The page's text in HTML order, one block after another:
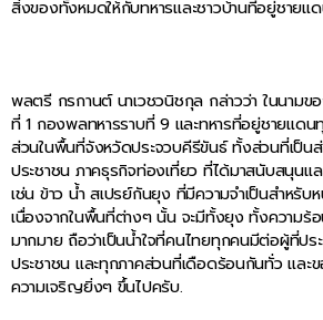
สิ่งของทั้งหมดให้กับทหารและชาวบ้านที่อยู่ชายแ
พลตรี กรกานต์ นาเวชวนิชกุล กล่าวว่า ในนาม
ที่ 1 กองพลทหารราบที่ 9 และทหารที่อยู่ชายแด
ส่วนในพื้นที่จังหวัดประจวบคีรีขันธ์ ทั้งส่วนที่เป็นส่
ประชาชน ภาคธุรกิจท่องเที่ยว ที่ได้มาสนับสนุนแ
เช่น ข้าว น้ำ สเปรย์กันยุง ที่มีความจำเป็นสำหรับ
เนื่องจากในพื้นที่ต่างๆ นั้น จะมีทั้งยุง ทั้งความร้
มากมาย ถือว่าเป็นน้ำใจที่คนไทยทุกคนมีต่อผู้ที่ป
ประชาชน และทุกภาคส่วนที่เดือดร้อนกันทั่ว และ
ความเจริญยิ่งๆ ขึ้นไปครับ.